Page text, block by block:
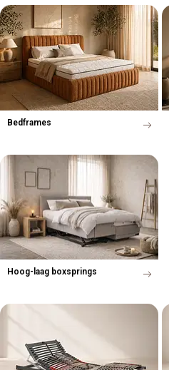
Bedframes
Hoog-laag boxsprings